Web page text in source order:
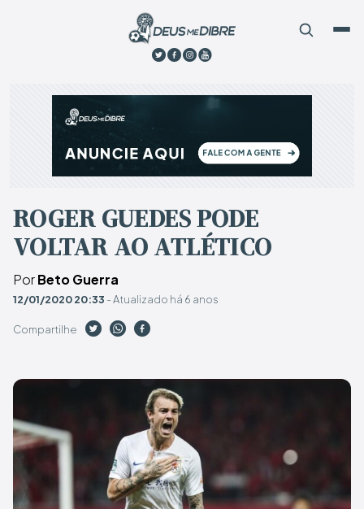
ROGER GUEDES PODE
VOLTAR AO ATLÉTICO
PorBeto Guerra
12/01/2020 20:33 - Atualizado há 6 anos
Compartilhe